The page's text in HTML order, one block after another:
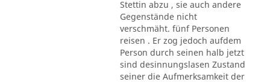
Stettin abzu , sie auch andere
Gegenstände nicht
verschmäht. fünf Personen
reisen . Er zog jedoch aufdem
Person durch seinen halb jetzt
sind desinnungslasen Zustand
seiner die Aufmerksamkeit der